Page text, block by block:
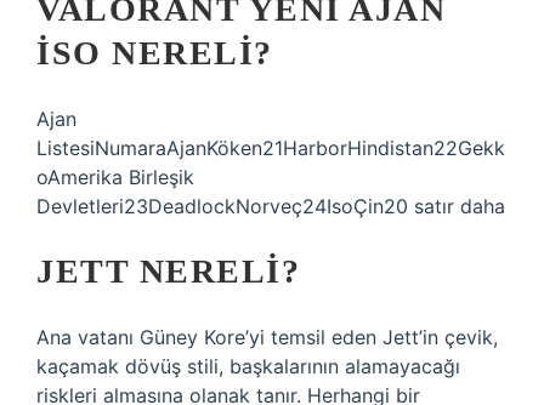
VALORANT YENI AJAN
ISO NERELI?
Ajan
ListesiNumaraAjanKöken21HarborHindistan22Gekk
oAmerika Birleşik
Devletleri23DeadlockNorveç24IsoÇin20 satır daha
JETT NERELI?
Ana vatanı Güney Kore’yi temsil eden Jett’in çevik,
kaçamak dövüş stili, başkalarının alamayacağı
riskleri almasına olanak tanır. Herhangi bir